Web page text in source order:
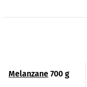
Melanzane 700 g